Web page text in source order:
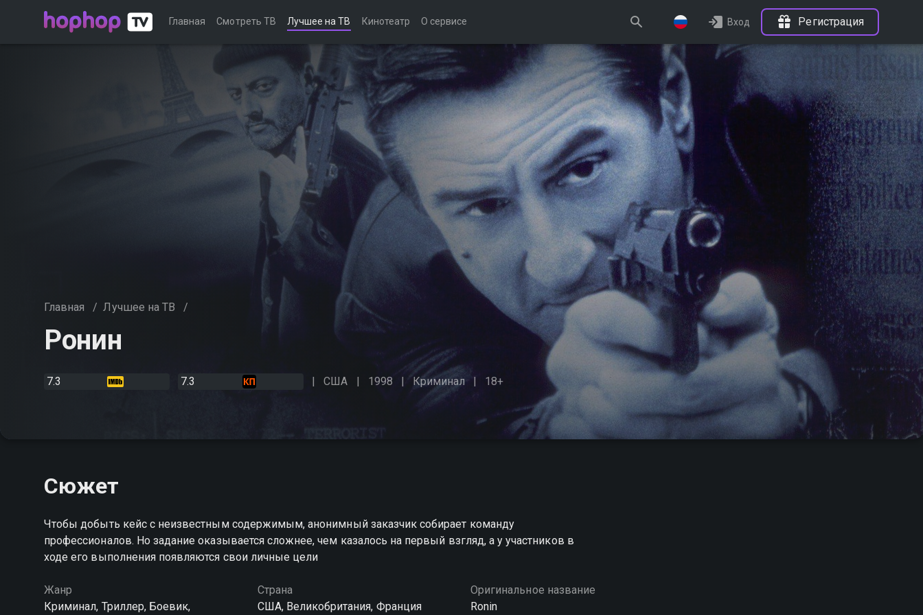
Главная Смотреть ТВ Лучшее на ТВ Кинотеатр О сервисе Вход Регистрация
Главная / Лучшее на ТВ /
Ронин
7.3 7.3 США 1998 Криминал 18+
Сюжет
Чтобы добыть кейс с неизвестным содержимым, анонимный заказчик собирает команду
профессионалов. Но задание оказывается сложнее, чем казалось на первый взгляд, а у участников в
ходе его выполнения появляются свои личные цели
Жанр
Криминал, Триллер, Боевик,
Страна
США, Великобритания, Франция
Оригинальное название
Ronin